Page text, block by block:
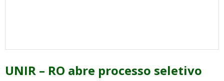
UNIR – RO abre processo seletivo